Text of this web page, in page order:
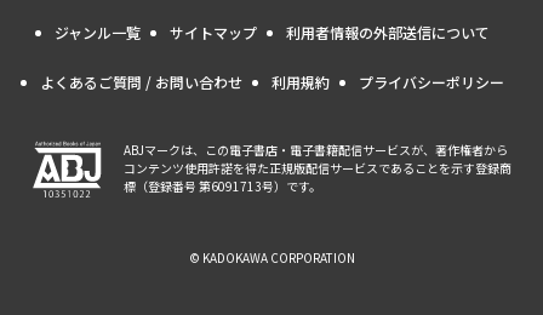
ジャンル一覧 サイトマップ 利用者情報の外部送信について
よくあるご質問 / お問い合わせ 利用規約 プライバシーポリシー
ABJマークは、この電子書店・電子書籍配信サービスが、著作権者から
コンテンツ使用許諾を得た正規版配信サービスであることを示す登録商
標（登録番号 第6091713号）です。
© KADOKAWA CORPORATION